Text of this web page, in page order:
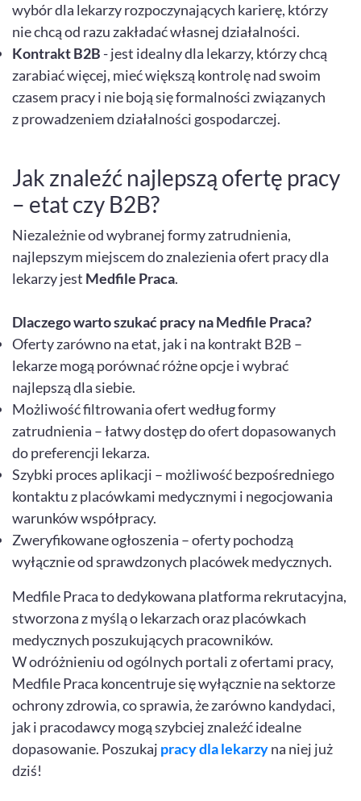
wybór dla lekarzy rozpoczynających karierę, którzy
nie chcą od razu zakładać własnej działalności.
Kontrakt B2B - jest idealny dla lekarzy, którzy chcą
zarabiać więcej, mieć większą kontrolę nad swoim
czasem pracy i nie boją się formalności związanych
z prowadzeniem działalności gospodarczej.
Jak znaleźć najlepszą ofertę pracy
– etat czy B2B?
Niezależnie od wybranej formy zatrudnienia,
najlepszym miejscem do znalezienia ofert pracy dla
lekarzy jest Medfile Praca.
Dlaczego warto szukać pracy na Medfile Praca?
Oferty zarówno na etat, jak i na kontrakt B2B –
lekarze mogą porównać różne opcje i wybrać
najlepszą dla siebie.
Możliwość filtrowania ofert według formy
zatrudnienia – łatwy dostęp do ofert dopasowanych
do preferencji lekarza.
Szybki proces aplikacji – możliwość bezpośredniego
kontaktu z placówkami medycznymi i negocjowania
warunków współpracy.
Zweryfikowane ogłoszenia – oferty pochodzą
wyłącznie od sprawdzonych placówek medycznych.
Medfile Praca to dedykowana platforma rekrutacyjna,
stworzona z myślą o lekarzach oraz placówkach
medycznych poszukujących pracowników.
W odróżnieniu od ogólnych portali z ofertami pracy,
Medfile Praca koncentruje się wyłącznie na sektorze
ochrony zdrowia, co sprawia, że zarówno kandydaci,
jak i pracodawcy mogą szybciej znaleźć idealne
dopasowanie. Poszukaj pracy dla lekarzyna niej już
dziś!